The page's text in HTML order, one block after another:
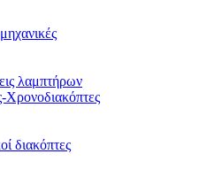
λαμπτήρων
Χρονοδιακόπτες
διακόπτες